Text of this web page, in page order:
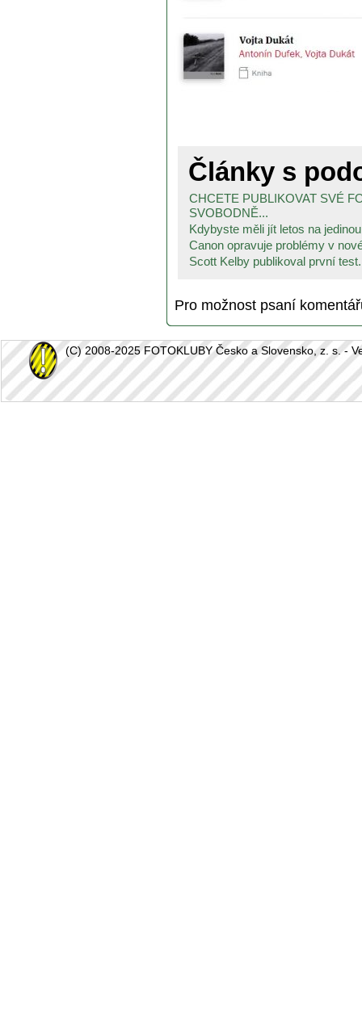
Články s
CHCETE PUBLIKOVAT SVÉ
SVOBODNĚ...
Kdybyste měli jít letos na
Canon opravuje problémy v
Scott Kelby publikoval první
Pro možnost psaní
(C) 2008-2025 FOTOKLUBY Česko a Slovensko, z. s. -